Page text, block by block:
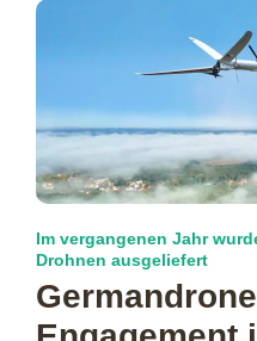
Im vergangenen Jahr
Drohnen ausgeliefert